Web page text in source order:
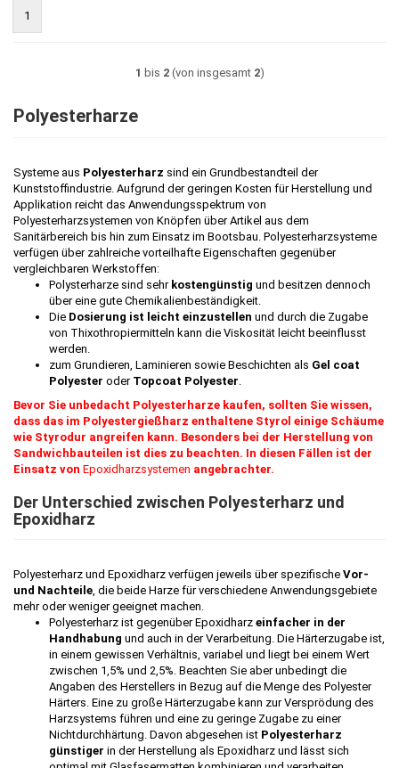
1
1 bis 2(von insgesamt 2)
Polyesterharze
Systeme aus Polyesterharz sind ein Grundbestandteil der
Kunststoffindustrie. Aufgrund der geringen Kosten für Herstellung und
Applikation reicht das Anwendungsspektrum von
Polyesterharzsystemen von Knöpfen über Artikel aus dem
Sanitärbereich bis hin zum Einsatz im Bootsbau. Polyesterharzsysteme
verfügen über zahlreiche vorteilhafte Eigenschaften gegenüber
vergleichbaren Werkstoffen:
Polysterharze sind sehr kostengünstig und besitzen dennoch
über eine gute Chemikalienbeständigkeit.
Die Dosierung ist leicht einzustellen und durch die Zugabe
von Thixothropiermitteln kann die Viskosität leicht beeinflusst
werden.
zum Grundieren, Laminieren sowie Beschichten als Gel coat
Polyester oder Topcoat Polyester.
Bevor Sie unbedacht Polyesterharze kaufen, sollten Sie wissen,
dass das im Polyestergießharz enthaltene Styrol einige Schäume
wie Styrodur angreifen kann. Besonders bei der Herstellung von
Sandwichbauteilen ist dies zu beachten. In diesen Fällen ist der
Einsatz von Epoxidharzsystemen angebrachter.
Der Unterschied zwischen Polyesterharz und
Epoxidharz
Polyesterharz und Epoxidharz verfügen jeweils über spezifische Vor-
und Nachteile, die beide Harze für verschiedene Anwendungsgebiete
mehr oder weniger geeignet machen.
Polyesterharz ist gegenüber Epoxidharz einfacher in der
Handhabung und auch in der Verarbeitung. Die Härterzugabe ist,
in einem gewissen Verhältnis, variabel und liegt bei einem Wert
zwischen 1,5% und 2,5%. Beachten Sie aber unbedingt die
Angaben des Herstellers in Bezug auf die Menge des Polyester
Härters. Eine zu große Härterzugabe kann zur Versprödung des
Harzsystems führen und eine zu geringe Zugabe zu einer
Nichtdurchhärtung. Davon abgesehen ist Polyesterharz
günstiger in der Herstellung als Epoxidharz und lässt sich